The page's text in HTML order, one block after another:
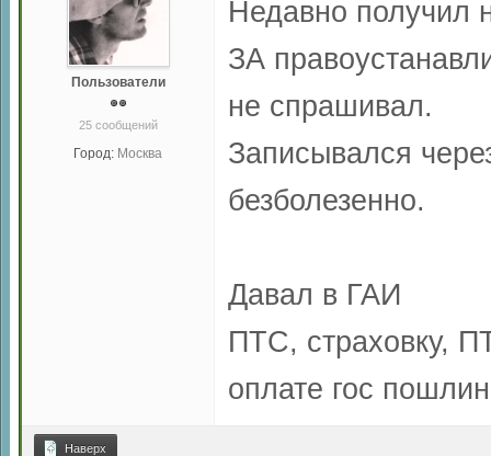
Пользователи
25 сообщений
Город: Москва
Недавно получил
ЗА
не спрашивал.
Записывался
безболезенно.
Давал в ГАИ
ПТС, страховку,
оплате гос
Наверх